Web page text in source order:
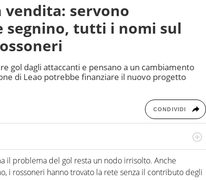
vendita: servono
segnino, tutti i nomi sul
gol dagli attaccanti e pensano a un cambiamento
di Leao potrebbe finanziare il nuovo progetto
CONDIVIDI
e la tesi di laurea sugli stadi di proprietà in Italia. Il calcio
tra passione e professione. Per Virgilio Sport
scandaglia l'universo mondo dello sport per antonomasia
il problema del gol resta un nodo irrisolto. Anche
i rossoneri hanno trovato la rete senza il contributo degli